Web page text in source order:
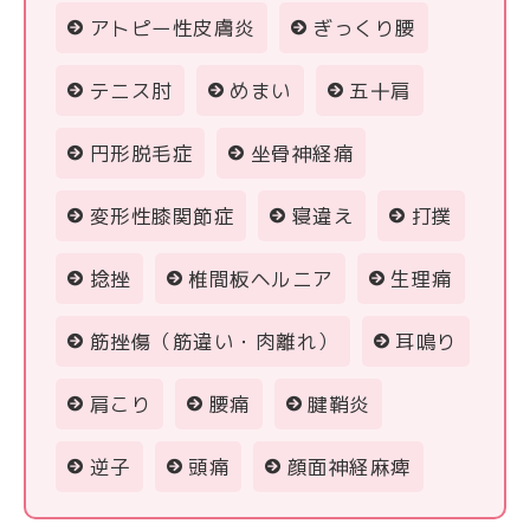
アトピー性皮膚炎 ぎっくり腰
テニス肘 めまい 五十肩
円形脱毛症 坐骨神経痛
変形性膝関節症 寝違え 打撲
捻挫 椎間板ヘルニア 生理痛
筋挫傷（筋違い・肉離れ） 耳鳴り
肩こり 腰痛 腱鞘炎
逆子 頭痛 顔面神経麻痺